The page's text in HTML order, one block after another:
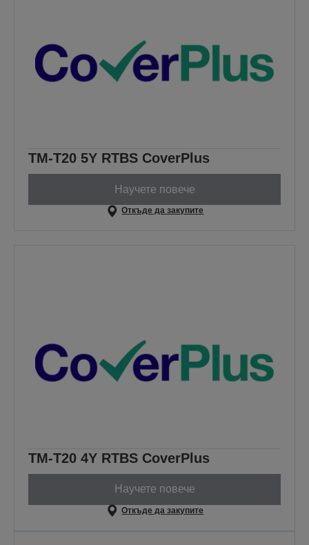
TM-T20 5Y RTBS CoverPlus
Научете повече
Откъде да закупите
TM-T20 4Y RTBS CoverPlus
Научете повече
Откъде да закупите